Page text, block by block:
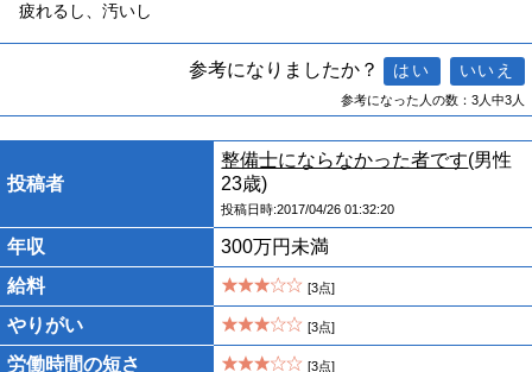
疲れるし、汚いし
参考になりましたか？
参考になった人の数：3人中3人
投稿者
整備士にならなかった者です(男性
23歳)
投稿日時:2017/04/26 01:32:20
年収
300万円未満
給料
[3点]
やりがい [3点]
労働時間の短さ [3点]